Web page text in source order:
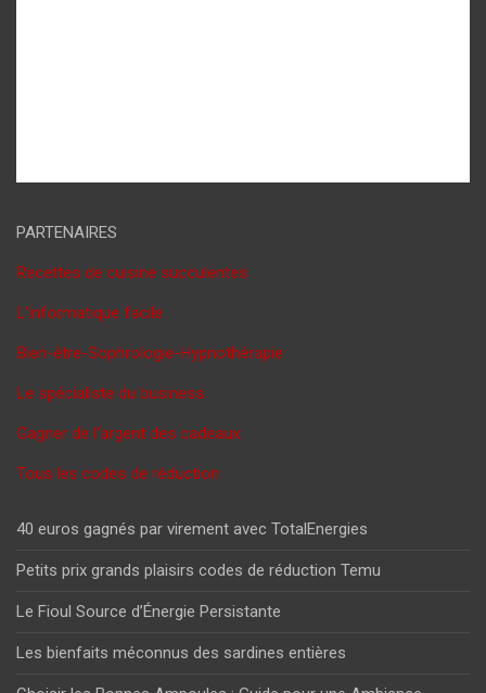
PARTENAIRES
Recettes de cuisine succulentes
L'informatique facile
Bien-être-Sophrologie-Hypnothérapie
Le spécialiste du business
Gagner de l'argent des cadeaux
Tous les codes de réduction
40 euros gagnés par virement avec TotalEnergies
Petits prix grands plaisirs codes de réduction Temu
Le Fioul Source d’Énergie Persistante
Les bienfaits méconnus des sardines entières